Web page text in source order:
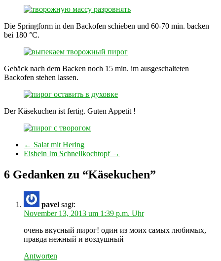
Die Springform in den Backofen schieben und 60-70 min. backen
bei 180 °C.
Gebäck nach dem Backen noch 15 min. im ausgeschalteten
Backofen stehen lassen.
Der Käsekuchen ist fertig. Guten Appetit !
← Salat mit Hering
Eisbein Im Schnellkochtopf →
6 Gedanken zu “Käsekuchen”
pavel sagt:
November 13, 2013 um 1:39 p.m. Uhr
очень вкусный пирог! один из моих самых любимых,
правда нежный и воздушный
Antworten